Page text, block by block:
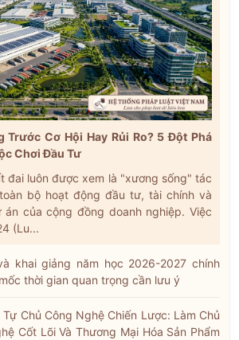
Trước Cơ Hội Hay Rủi Ro? 5 Đột Phá
Chơi Đầu Tư
đai luôn được xem là "xương sống" tác
bộ hoạt động đầu tư, tài chính và
của cộng đồng doanh nghiệp. Việc
(Lu...
khai giảng năm học 2026-2027 chính
thời gian quan trọng cần lưu ý
Chủ Công Nghệ Chiến Lược: Làm Chủ
Cốt Lõi Và Thương Mại Hóa Sản Phẩm